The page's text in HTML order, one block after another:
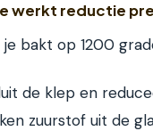
werkt reductie
je bakt op 1200
de klep en
zuurstof uit de